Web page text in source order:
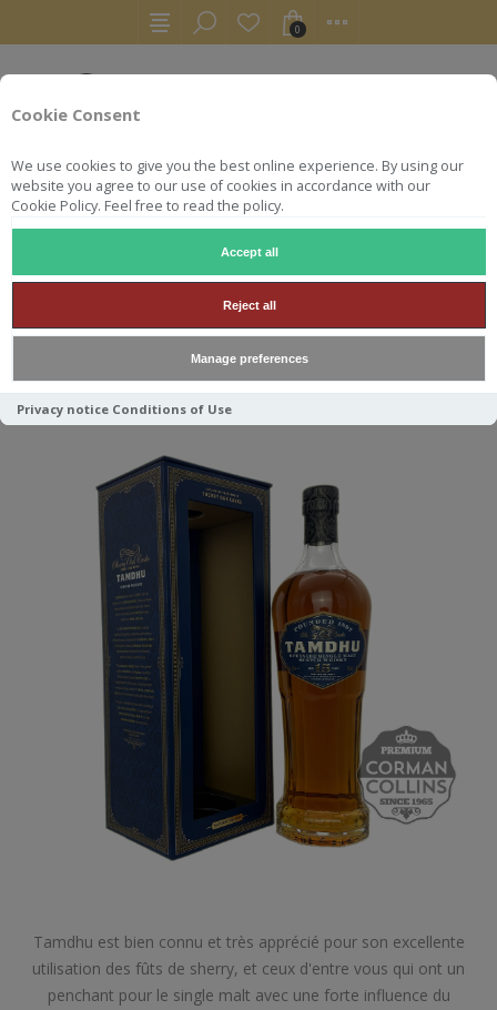
Cookie Consent
We use cookies to give you the best online experience. By using our
website you agree to our use of cookies in accordance with our
Cookie Policy. Feel free to read the policy.
Accept all
Reject all
Manage preferences
Privacy notice Conditions of Use
0
TAMDHU 70CL 46° 15 ANS
OB*
Tamdhu est bien connu et très apprécié pour son excellente
utilisation des fûts de sherry, et ceux d'entre vous qui ont un
penchant pour le single malt avec une forte influence du